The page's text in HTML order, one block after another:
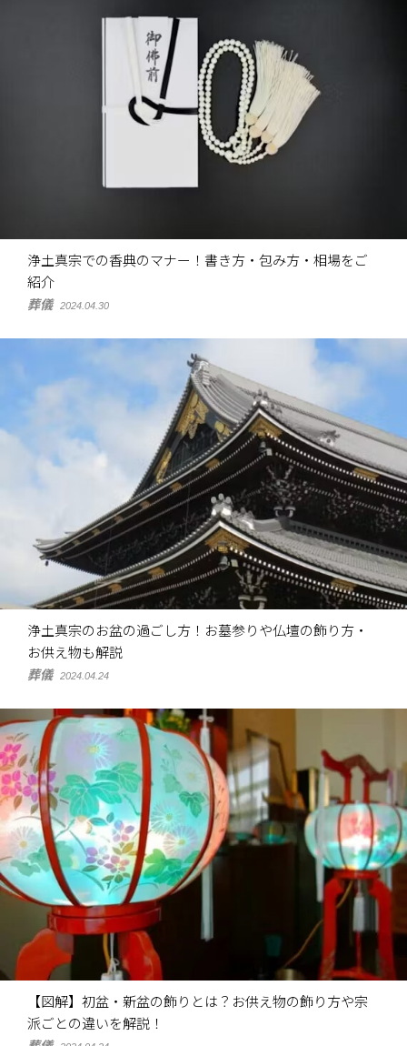
浄土真宗での香典のマナー！書き方・包み方・相場をご
紹介
葬儀 2024.04.30
浄土真宗のお盆の過ごし方！お墓参りや仏壇の飾り方・
お供え物も解説
葬儀 2024.04.24
【図解】初盆・新盆の飾りとは？お供え物の飾り方や宗
派ごとの違いを解説！